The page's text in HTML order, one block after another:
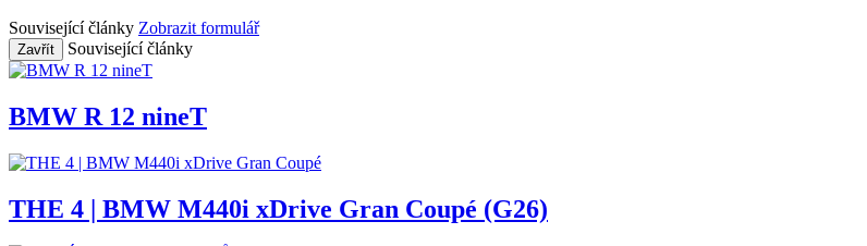
Související články Zobrazit formulář
Zavřít Související články
BMW R 12 nineT
THE 4 | BMW M440i xDrive Gran Coupé (G26)